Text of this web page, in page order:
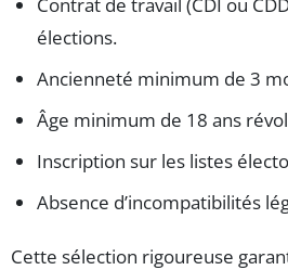
élections.
Ancienneté minimum de 3
Âge minimum de 18 ans
Inscription sur les listes
Absence d’incompatibilités
Cette sélection rigoureuse